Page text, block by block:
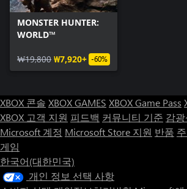
MONSTER HUNTER:
WORLD™
₩19,800 ₩7,920+ -60%
XBOX 콘솔 XBOX GAMES XBOX Game Pass
XBOX 고객 지원 피드백 커뮤니티 기준 감
Microsoft 계정 Microsoft Store 지원 반품
게임
한국어(대한민국)
개인 정보 선택 사항